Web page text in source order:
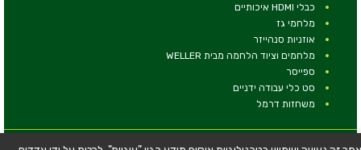
כבלי HDMI איכותיים
מלחמי גז
אוזניות סנהייזר
מלחמים וציוד הלחמה מבית WELLER
ספייסר
סט כלי עבודה ידניים
משחזות דרמל
© כל הזכויות שמורות - טלמיר אלקטרוניקה בע''מ